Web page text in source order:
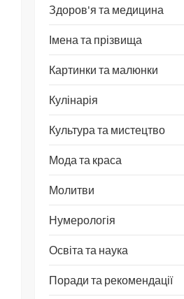
Здоров'я та медицина
Імена та прізвища
Картинки та малюнки
Кулінарія
Культура та мистецтво
Мода та краса
Молитви
Нумерологія
Освіта та наука
Поради та рекомендації